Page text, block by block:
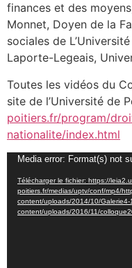
finances et des
Monnet, Doyen de la
sociales de
Laporte-Legeais,
Toutes les vidéos du
site de l’Université de
poitiers.fr/program/
nationalite/index.html
Lecteur
vidéo
Media error: Format(s) not
Télécharger le fichier: https://
poitiers.fr/medias/uptv/conf/mp4/
content/uploads/2014/10/
content/uploads/2016/11/